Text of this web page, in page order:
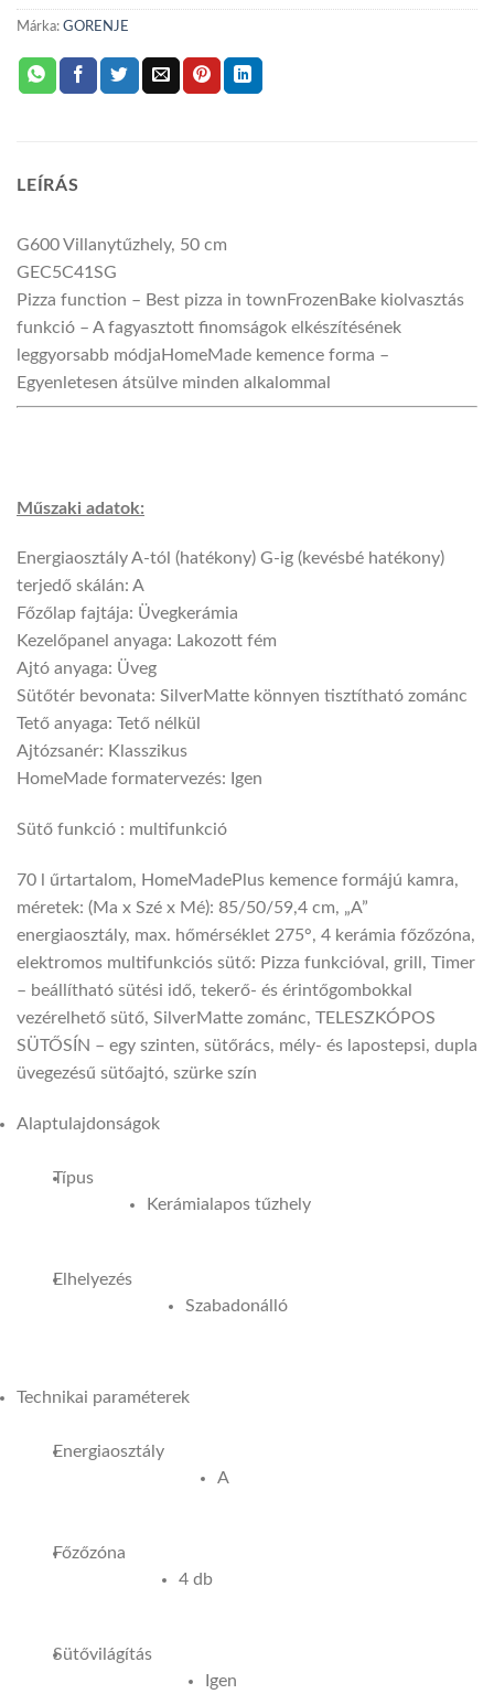
Márka: GORENJE
LEÍRÁS
G600Villanytűzhely, 50 cm
GEC5C41SG
Pizza function – Best pizza in town FrozenBake kiolvasztás
funkció – A fagyasztott finomságok elkészítésének
leggyorsabb módja HomeMade kemence forma –
Egyenletesen átsülve minden alkalommal
Műszaki adatok:
Energiaosztály A-tól (hatékony) G-ig (kevésbé hatékony)
terjedő skálán: A
Főzőlap fajtája: Üvegkerámia
Kezelőpanel anyaga: Lakozott fém
Ajtó anyaga: Üveg
Sütőtér bevonata: SilverMatte könnyen tisztítható zománc
Tető anyaga: Tető nélkül
Ajtózsanér: Klasszikus
HomeMade formatervezés: Igen
Sütő funkció : multifunkció
70 l űrtartalom, HomeMadePlus kemence formájú kamra,
méretek: (Ma x Szé x Mé): 85/50/59,4 cm, „A”
energiaosztály, max. hőmérséklet 275°, 4 kerámia főzőzóna,
elektromos multifunkciós sütő: Pizza funkcióval, grill, Timer
– beállítható sütési idő, tekerő- és érintőgombokkal
vezérelhető sütő, SilverMatte zománc, TELESZKÓPOS
SÜTŐSÍN – egy szinten, sütőrács, mély- és lapostepsi, dupla
üvegezésű sütőajtó, szürke szín
Alaptulajdonságok
Típus
Kerámialapos tűzhely
Elhelyezés
Szabadonálló
Technikai paraméterek
Energiaosztály
A
Főzőzóna
4 db
Sütővilágítás
Igen